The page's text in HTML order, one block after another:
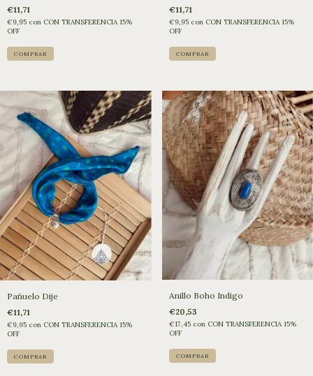
€11,71
€9,95 con CON TRANSFERENCIA 15%
OFF
€11,71
€9,95 con CON TRANSFERENCIA 15%
OFF
Pañuelo Dije
€11,71
€9,95 con CON TRANSFERENCIA 15%
OFF
Anillo Boho Indigo
€20,53
€17,45 con CON TRANSFERENCIA 15%
OFF